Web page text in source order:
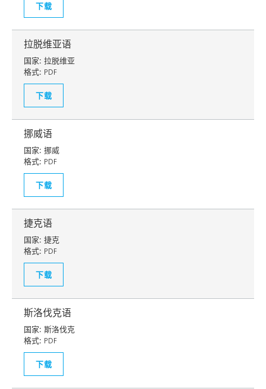
下载
拉脱维亚语
国家: 拉脱维亚
格式: PDF
下载
挪威语
国家: 挪威
格式: PDF
下载
捷克语
国家: 捷克
格式: PDF
下载
斯洛伐克语
国家: 斯洛伐克
格式: PDF
下载